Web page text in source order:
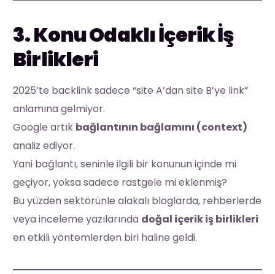
3. Konu Odaklı İçerik İş
Birlikleri
2025’te backlink sadece “site A’dan site B’ye link”
anlamına gelmiyor.
Google artık bağlantının bağlamını (context)
analiz ediyor.
Yani bağlantı, seninle ilgili bir konunun içinde mi
geçiyor, yoksa sadece rastgele mi eklenmiş?
Bu yüzden sektörünle alakalı bloglarda, rehberlerde
veya inceleme yazılarında doğal içerik iş birlikleri
en etkili yöntemlerden biri haline geldi.